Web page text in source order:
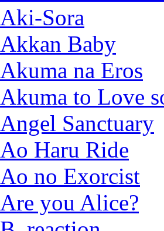
Aki-Sora
Akkan Baby
Akuma na Eros
Akuma to Love
Angel Sanctuary
Ao Haru Ride
Ao no Exorcist
Are you Alice?